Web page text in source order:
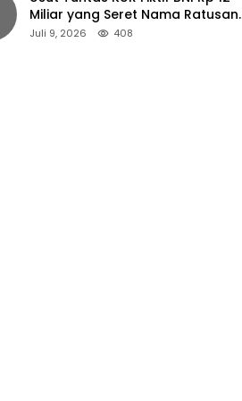
Miliar yang Seret Nama Ratusan
Petani Jember
Juli 9, 2026 408